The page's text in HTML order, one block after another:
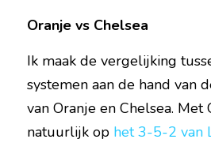
Oranje vs Chelsea
Ik maak de vergelijking
systemen aan de hand van
van Oranje en Chelsea. Met
natuurlijk op het 3-5-2 van